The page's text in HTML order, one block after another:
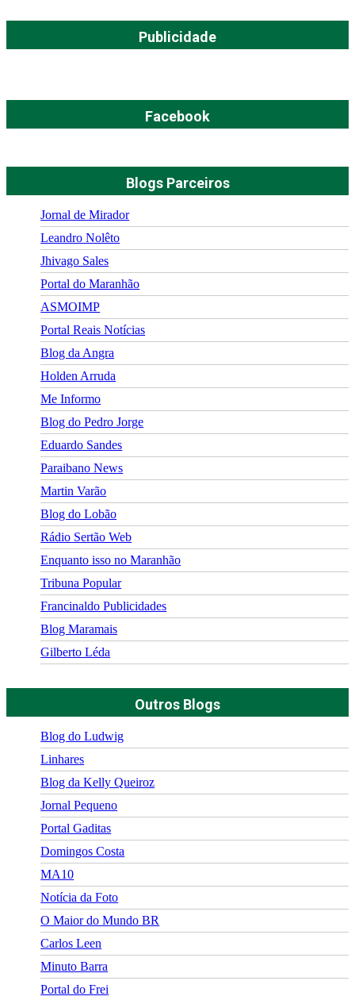
Publicidade
Facebook
Blogs Parceiros
Jornal de Mirador
Leandro Nolêto
Jhivago Sales
Portal do Maranhão
ASMOIMP
Portal Reais Notí­cias
Blog da Angra
Holden Arruda
Me Informo
Blog do Pedro Jorge
Eduardo Sandes
Paraibano News
Martin Varão
Blog do Lobão
Rádio Sertão Web
Enquanto isso no Maranhão
Tribuna Popular
Francinaldo Publicidades
Blog Maramais
Gilberto Léda
Outros Blogs
Blog do Ludwig
Linhares
Blog da Kelly Queiroz
Jornal Pequeno
Portal Gaditas
Domingos Costa
MA10
Notícia da Foto
O Maior do Mundo BR
Carlos Leen
Minuto Barra
Portal do Frei